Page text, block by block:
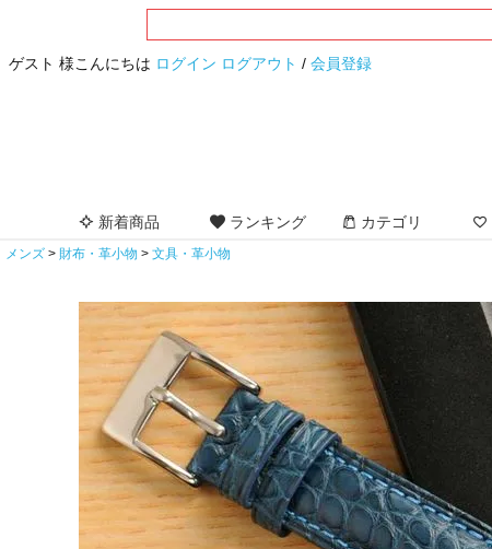
ゲスト 様こんにちは ログイン ログアウト / 会員登録
新着商品 ランキング カテゴリ
メンズ 財布・革小物 文具・革小物